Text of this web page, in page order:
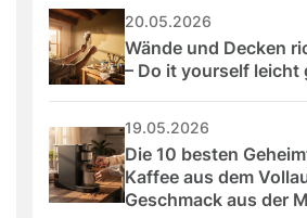
20.05.2026
Wände und Decken
– Do it yourself leicht
19.05.2026
Die 10 besten
Kaffee aus dem
Geschmack aus der